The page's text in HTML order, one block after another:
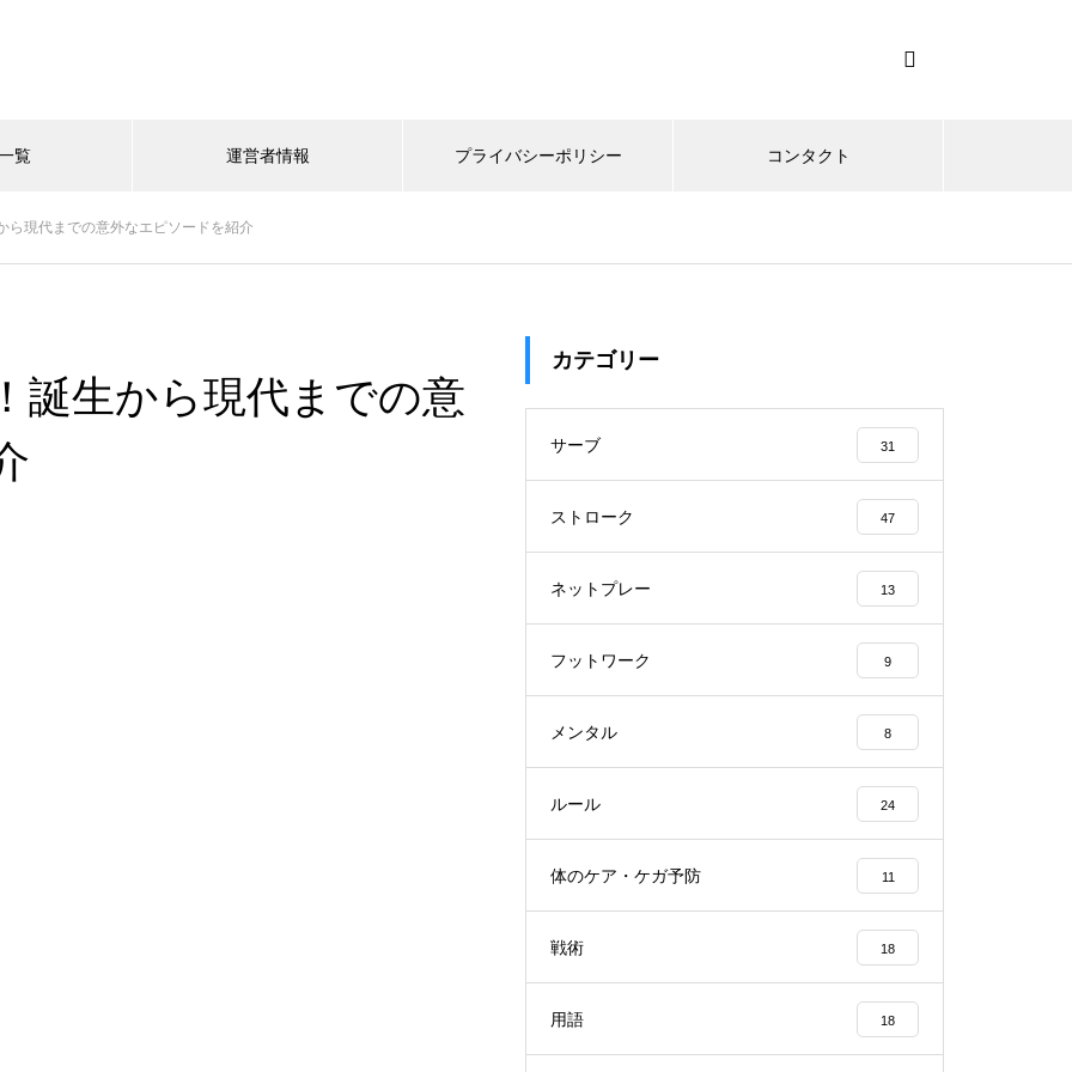
覧 運営者情報 プライバシーポリシー コンタクト
ら現代までの意外なエピソードを紹介
誕生から現代までの意
カテゴリー
サーブ 31
ストローク 47
ネットプレー 13
フットワーク 9
メンタル 8
ルール 24
体のケア・ケガ予防 11
戦術 18
用語 18